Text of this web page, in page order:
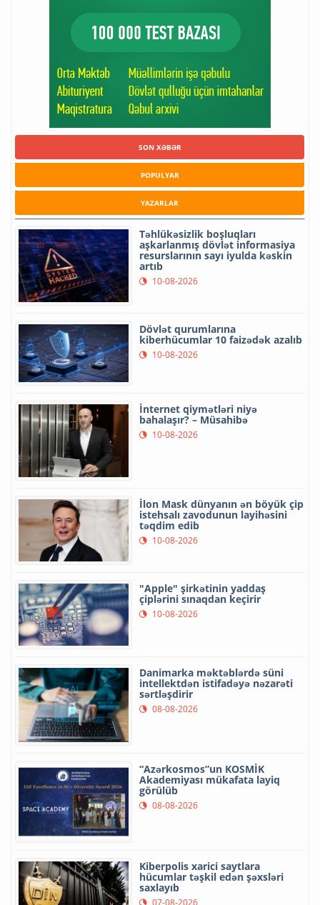
SON XƏBƏR
POPULYAR
YAZARLAR
Təhlükəsizlik boşluqları
aşkarlanmış dövlət informasiya
resurslarının sayı iyulda kəskin
artıb
10-08-2026
Dövlət qurumlarına
kiberhücumlar 10 faizədək azalıb
10-08-2026
İnternet qiymətləri niyə
bahalaşır? – Müsahibə
10-08-2026
İlon Mask dünyanın ən böyük çip
istehsalı zavodunun layihəsini
təqdim edib
10-08-2026
"Apple" şirkətinin yaddaş
çiplərini sınaqdan keçirir
10-08-2026
Danimarka məktəblərdə süni
intellektdən istifadəyə nəzarəti
sərtləşdirir
08-08-2026
“Azərkosmos”un KOSMİK
Akademiyası mükafata layiq
görülüb
08-08-2026
Kiberpolis xarici saytlara
hücumlar təşkil edən şəxsləri
saxlayıb